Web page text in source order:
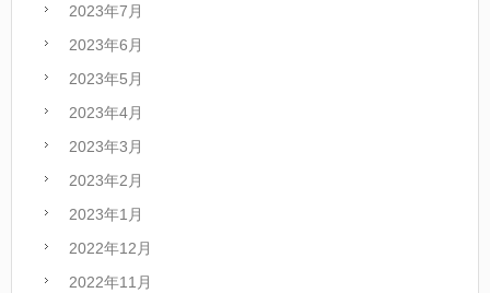
2023年7月
2023年6月
2023年5月
2023年4月
2023年3月
2023年2月
2023年1月
2022年12月
2022年11月